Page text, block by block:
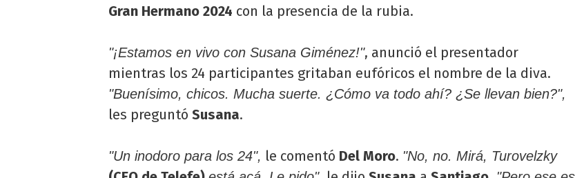
Gran Hermano 2024 con la presencia de la rubia.
"¡Estamos en vivo con Susana Giménez!", anunció el presentador
mientras los 24 participantes gritaban eufóricos el nombre de la diva.
"Buenísimo, chicos. Mucha suerte. ¿Cómo va todo ahí? ¿Se llevan bien?",
les preguntó Susana.
"Un inodoro para los 24", le comentó Del Moro. "No, no. Mirá, Turovelzky